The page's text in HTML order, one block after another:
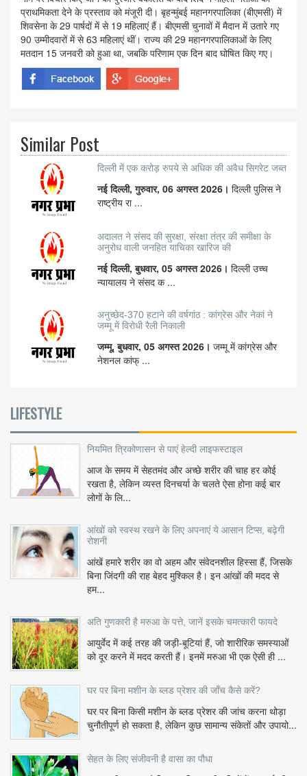
प्राथमिकता देने के प्रस्ताव को मंजूरी दी। बृहन्मुंबई महानगरपालिका (बीएमसी) में
शिवसेना के 29 पार्षदों में से 19 महिलाएं हैं। बीएमसी चुनावों में मैदान में उतारे गए
90 उम्मीदवारों में से 63 महिलाएं थीं। राज्य की 29 महानगरपालिकाओं के लिए
मतदान 15 जनवरी को हुआ था, जबकि परिणाम एक दिन बाद घोषित किए गए।
Similar Post
दिल्ली में एक करोड़ रुपये से अधिक की अवैध सिगरेट जब्त
नई दिल्ली, गुरुवार, 06 अगस्त 2026। दिल्ली पुलिस ने
राष्ट्रीय रा ...
अदालत ने संसद की सुरक्षा, संरक्षा तंत्र की समीक्षा के
अनुरोध वाली जनहित याचिका खारिज की
नई दिल्ली, बुधवार, 05 अगस्त 2026। दिल्ली उच्च
न्यायालय ने संसद क ...
अनुच्छेद-370 हटाने की वर्षगांठ : कांग्रेस और नेकां ने
जम्मू में विरोधी रैली निकाली
जम्मू, बुधवार, 05 अगस्त 2026। जम्मू में कांग्रेस और
नेशनल कांफ् ...
LIFESTYLE
नियमित त्रिकोणासन से पाएं हेल्दी लाइफस्टाइल
आज के समय में सेहतमंद और अच्छे शरीर की चाह हर कोई
रखता है, लेकिन व्यस्त दिनचर्या के चलते ऐसा होना कई बार
लोगों के लि...
आंखों को स्वस्थ रखने के लिए अपनाएं ये आसान टिप्स, बढ़ेगी
रोशनी
आंखें हमारे शरीर का वो अहम और संवेदनशील हिस्सा हैं, जिसके
बिना जिंदगी की राह बेहद मुश्किल है। इन आंखों की मदद से
हम...
अति गुणकारी है मरुआ के पत्ते, जानें इसके चमत्कारी फायदे
आयुर्वेद में कई तरह की जड़ी-बूटियां हैं, जो शारीरिक समस्याओं
को दूर करने में मदद करती हैं। इनमें मरुआ भी एक ऐसी ही ...
घर पर बिना मशीन के ब्लड प्रेशर की जाँच कैसे करें?
घर पर बिना किसी मशीन के ब्लड प्रेशर की जांच करना थोड़ा
चुनौतीपूर्ण हो सकता है, लेकिन कुछ सामान्य संकेतों और उपायो...
सेहत के लिए संजीवनी है वासा का पौधा